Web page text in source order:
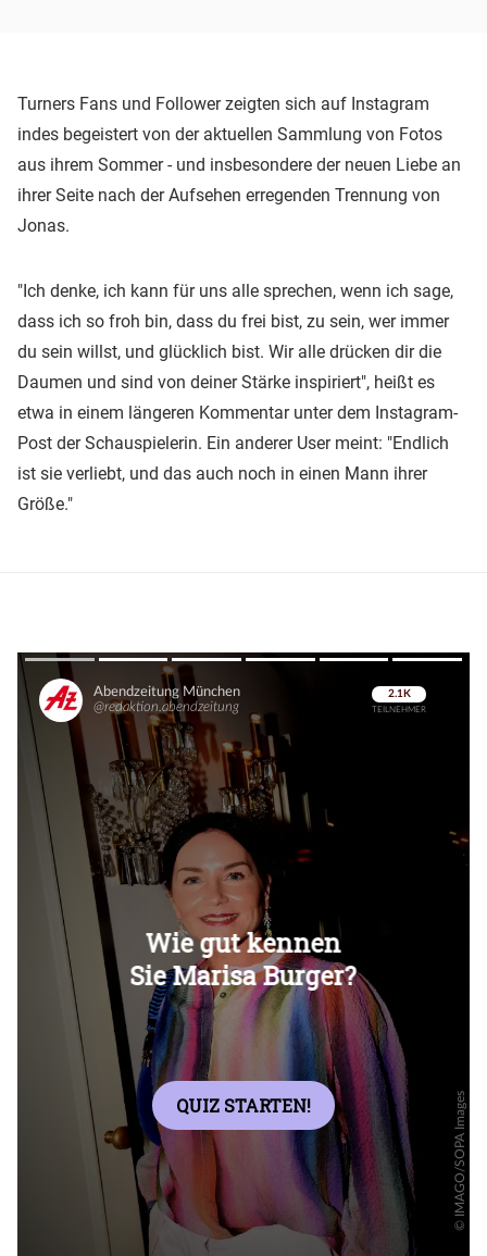
Turners Fans und Follower zeigten sich auf Instagram
indes begeistert von der aktuellen Sammlung von Fotos
aus ihrem Sommer - und insbesondere der neuen Liebe an
ihrer Seite nach der Aufsehen erregenden Trennung von
Jonas.
"Ich denke, ich kann für uns alle sprechen, wenn ich sage,
dass ich so froh bin, dass du frei bist, zu sein, wer immer
du sein willst, und glücklich bist. Wir alle drücken dir die
Daumen und sind von deiner Stärke inspiriert", heißt es
etwa in einem längeren Kommentar unter dem Instagram-
Post der Schauspielerin. Ein anderer User meint: "Endlich
ist sie verliebt, und das auch noch in einen Mann ihrer
Größe."
Überspringen